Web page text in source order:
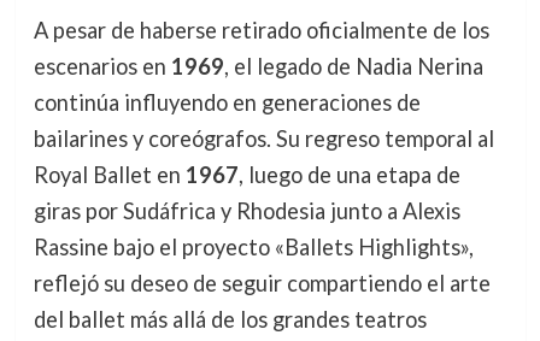
A pesar de haberse retirado oficialmente de los
escenarios en 1969, el legado de Nadia Nerina
continúa influyendo en generaciones de
bailarines y coreógrafos. Su regreso temporal al
Royal Ballet en 1967, luego de una etapa de
giras por Sudáfrica y Rhodesia junto a Alexis
Rassine bajo el proyecto «Ballets Highlights»,
reflejó su deseo de seguir compartiendo el arte
del ballet más allá de los grandes teatros